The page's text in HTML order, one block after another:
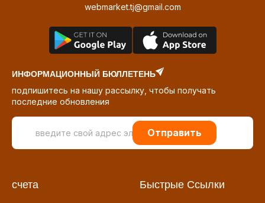
webmarket.tj@gmail.com
ИНФОРМАЦИОННЫЙ БЮЛЛЕТЕНЬ
подпишитесь на нашу рассылку, чтобы получать
последние обновления
Отправить
счета Быстрые Ссылки